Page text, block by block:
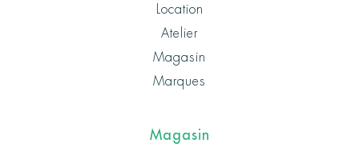
Location
Atelier
Magasin
Marques
Magasin